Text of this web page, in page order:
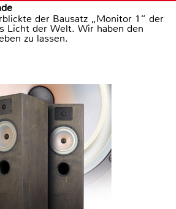
der Bausatz „Monitor 1“ der
Licht der Welt. Wir haben den
zu lassen.